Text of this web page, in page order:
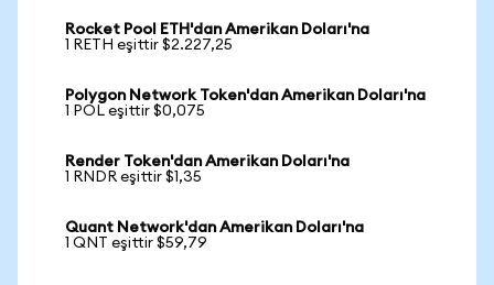
Rocket Pool ETH'dan Amerikan Doları'na
1 RETH eşittir $2.227,25
Polygon Network Token'dan Amerikan Doları'na
1 POL eşittir $0,075
Render Token'dan Amerikan Doları'na
1 RNDR eşittir $1,35
Quant Network'dan Amerikan Doları'na
1 QNT eşittir $59,79